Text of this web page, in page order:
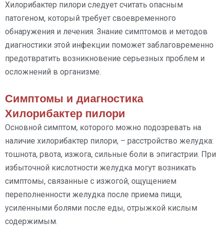
Хилорибактер пилори следует считать опасным
патогеном, который требует своевременного
обнаружения и лечения. Знание симптомов и методов
диагностики этой инфекции поможет заблаговременно
предотвратить возникновение серьезных проблем и
осложнений в организме.
Симптомы и диагностика
Хилорибактер пилори
Основной симптом, которого можно подозревать на
наличие хилорибактер пилори, – расстройство желудка:
тошнота, рвота, изжога, сильные боли в эпигастрии. При
избыточной кислотности желудка могут возникать
симптомы, связанные с изжогой, ощущением
переполненности желудка после приема пищи,
усиленными болями после еды, отрыжкой кислым
содержимым.